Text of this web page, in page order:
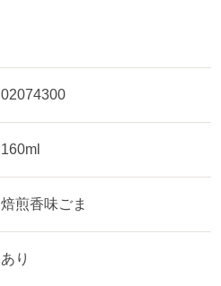
02074300
160ml
焙煎香味ごま
あり